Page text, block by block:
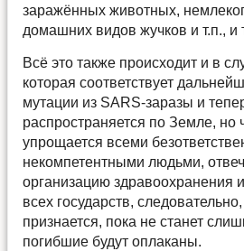
заражённых животных,
домашних видов жучков и т.п., и
Всё это также происходит и в
которая соответствует
мутации из SARS-заразы и
распространяется по Земле, но
упрощается всеми
некомпетентными людьми,
организацию здравоохранения
всех государств,
признается, пока не станет
погибшие будут оплаканы.